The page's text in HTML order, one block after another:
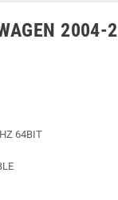
2004-
64BIT